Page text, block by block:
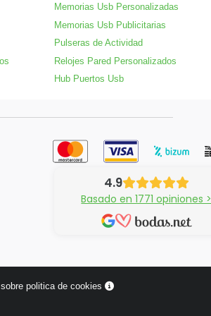
Memorias Usb Personalizadas
Memorias Usb Publicitarias
Pulseras de Actividad
Relojes Pared Personalizados
Hub Puertos Usb
4.9
Basado en 1771 opiniones >
politica de cookies